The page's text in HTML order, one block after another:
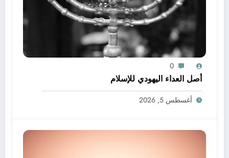
0
أصل العداء اليهودي للإسلام
أغسطس 5, 2026